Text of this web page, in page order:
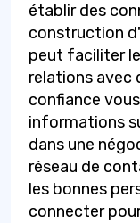
établir des
construction
peut faciliter
relations avec
confiance
informations
dans une
réseau de
les bonnes
connecter